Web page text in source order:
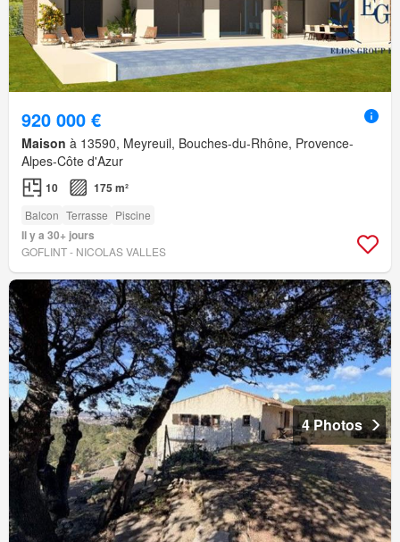
920 000 €
Maison à 13590, Meyreuil, Bouches-du-Rhône, Provence-
Alpes-Côte d'Azur
10 175 m²
Balcon Terrasse Piscine
Il y a 30+ jours
GOFLINT - NICOLAS VALLES
4 Photos